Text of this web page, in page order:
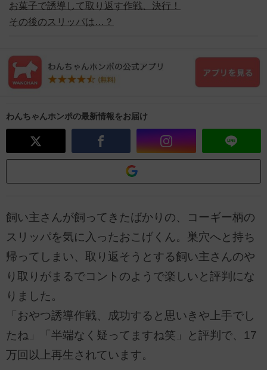
お菓子で誘導して取り返す作戦、決行！
その後のスリッパは…？
わんちゃんホンポの最新情報をお届け
飼い主さんが飼ってきたばかりの、コーギー柄の
スリッパを気に入ったおこげくん。巣穴へと持ち
帰ってしまい、取り返そうとする飼い主さんのや
り取りがまるでコントのようで楽しいと評判にな
りました。
「おやつ誘導作戦、成功すると思いきや上手でし
たね」「半端なく疑ってますね笑」と評判で、17
万回以上再生されています。